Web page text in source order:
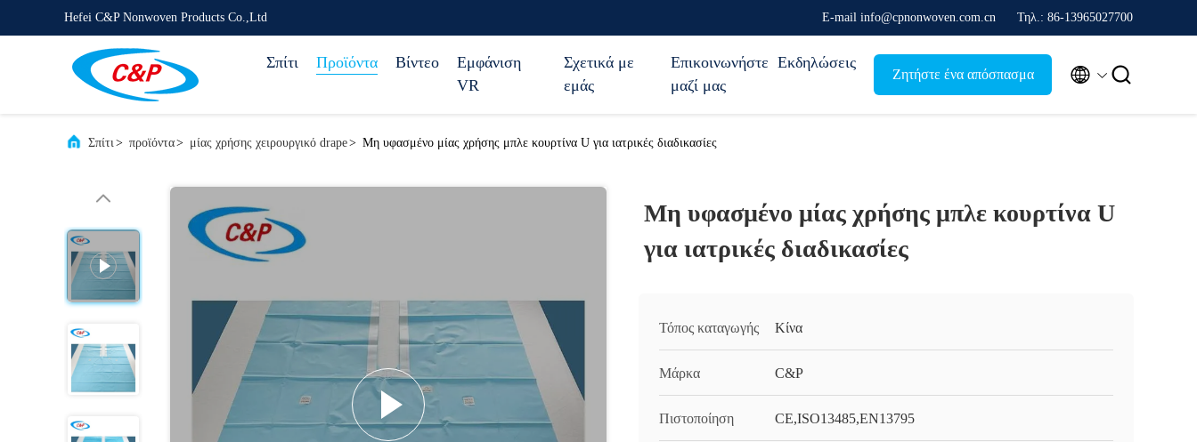
Hefei C&P Nonwoven Products Co.,Ltd Ε-mail info@cpnonwoven.com.cn Τηλ.: 86-13965027700
Σπίτι Προϊόντα Βίντεο
Εμφάνιση
VR
Σχετικά με
εμάς
Επικοινωνήστε
μαζί μας
Εκδηλώσεις
Ζητήστε ένα απόσπασμα  
Σπίτι> προϊόντα> μίας χρήσης χειρουργικό drape> Μη υφασμένο μίας χρήσης μπλε κουρτίνα U για ιατρικές διαδικασίες
Μη υφασμένο μίας χρήσης μπλε κουρτίνα U
για ιατρικές διαδικασίες
Τόπος καταγωγής Κίνα
Μάρκα C&P
Πιστοποίηση CE,ISO13485,EN13795